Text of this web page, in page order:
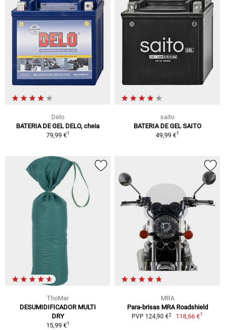
Delo
BATERIA DE GEL DELO, cheia
79,99 €1
saito
BATERIA DE GEL SAITO
49,99 €1
ThoMar
DESUMIDIFICADOR MULTI
DRY
15,99 €1
MRA
Para-brisas MRA Roadshield
PVP 124,90 €2 118,66 €1